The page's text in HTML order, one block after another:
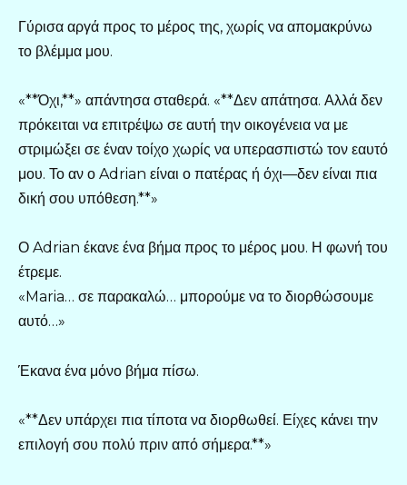
Γύρισα αργά προς το μέρος της, χωρίς να απομακρύνω
το βλέμμα μου.
«**Όχι,**» απάντησα σταθερά. «**Δεν απάτησα. Αλλά δεν
πρόκειται να επιτρέψω σε αυτή την οικογένεια να με
στριμώξει σε έναν τοίχο χωρίς να υπερασπιστώ τον εαυτό
μου. Το αν ο Adrian είναι ο πατέρας ή όχι—δεν είναι πια
δική σου υπόθεση.**»
Ο Adrian έκανε ένα βήμα προς το μέρος μου. Η φωνή του
έτρεμε.
«Maria… σε παρακαλώ… μπορούμε να το διορθώσουμε
αυτό…»
Έκανα ένα μόνο βήμα πίσω.
«**Δεν υπάρχει πια τίποτα να διορθωθεί. Είχες κάνει την
επιλογή σου πολύ πριν από σήμερα.**»